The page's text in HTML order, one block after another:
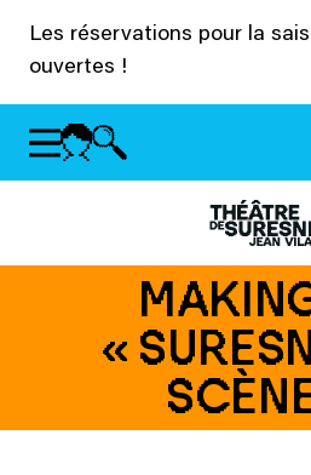
Les réservations pour la
ouvertes !
«